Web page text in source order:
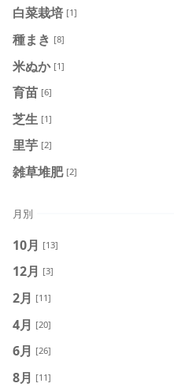
白菜栽培 [1]
種まき [8]
米ぬか [1]
育苗 [6]
芝生 [1]
里芋 [2]
雑草堆肥 [2]
月別
10月 [13]
12月 [3]
2月 [11]
4月 [20]
6月 [26]
8月 [11]